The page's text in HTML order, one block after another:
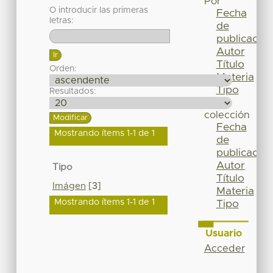
O introducir las primeras
letras:
Orden:
Resultados:
Mostrando ítems 1-1 de 1
Tipo
Imágen [3]
Mostrando ítems 1-1 de 1
Fecha
de
publicación
Autor
Título
Materia
Tipo
colección
Fecha
de
publicación
Autor
Título
Materia
Tipo
Usuario
Acceder